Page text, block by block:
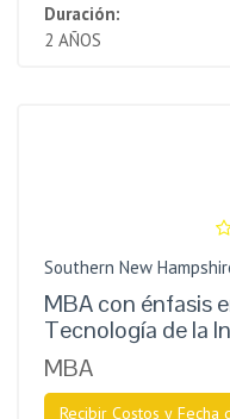
Duración:
2 AÑOS
Southern New
MBA con énfasis
Tecnología de la
MBA
Recibir Costos y Fecha